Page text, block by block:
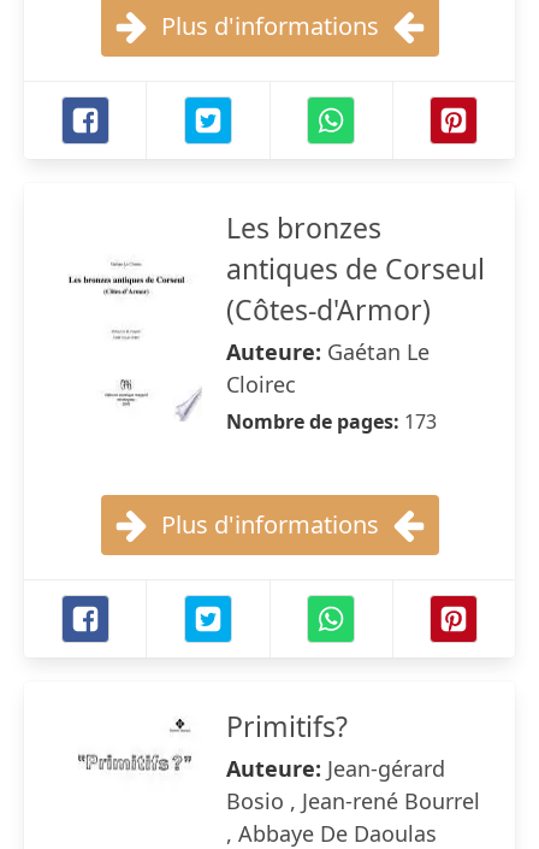
Plus d'informations
Les bronzes
antiques de Corseul
(Côtes-d'Armor)
Auteure: Gaétan Le
Cloirec
Nombre de pages: 173
Plus d'informations
Primitifs?
Auteure: Jean-gérard
Bosio , Jean-rené Bourrel
, Abbaye De Daoulas